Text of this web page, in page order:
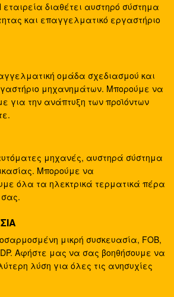
δευτερεύων εξωθητής βιδών
με την ικανότητα 300kg/hr
400kg/hr, μηχανή εξωθητών
εξώθησης πλαστικών ταινιών
δίδυμος βιδών
για την πλαστική
εξοπλισμός εξώθησης
γραμμή παραγωγής
δίδυμη γραμμή εξώθησης
κύρια batch που κατασκευάζει
βιδών πλαστική, κύρια
batch
διαθέτει αυστηρό σύστημα
και επαγγελματικό εργαστήριο
ομάδα σχεδιασμού και
μηχανημάτων. Μπορούμε να
για την ανάπτυξη των προϊόντων
μηχανές, αυστηρά σύστημα
Μπορούμε να
όλα τα ηλεκτρικά τερματικά πέρα
σας.
μικρή συσκευασία, FOB,
Αφήστε μας να σας βοηθήσουμε να
λύση για όλες τις ανησυχίες